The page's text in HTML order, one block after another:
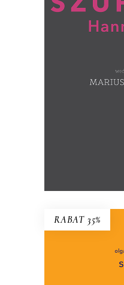
Co Hanna
(ręcznie
RABAT 35%